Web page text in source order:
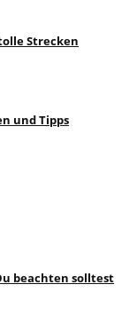
Strecken
und Tipps
beachten solltest